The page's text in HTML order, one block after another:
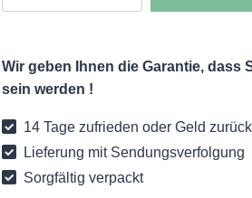
Menge
Wir geben Ihnen die Garantie, dass
sein werden !
14 Tage zufrieden oder Geld zurück
Lieferung mit Sendungsverfolgung
Sorgfältig verpackt